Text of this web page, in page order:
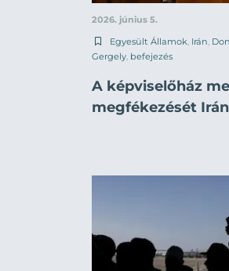
2026. június 5.
Egyesült Államok Irán
Gergely befejezés
A képviselőház
megfékezését